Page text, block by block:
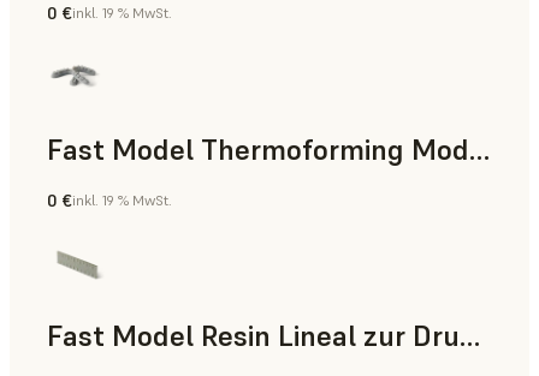
Technik
0 €inkl. 19 % MwSt.
Fast Model Thermoforming Model
Zahnmedizin
0 €inkl. 19 % MwSt.
Fast Model Resin Lineal zur Druckzeitmessung